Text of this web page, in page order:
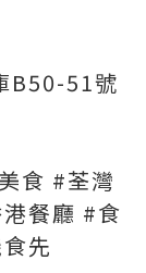
B50-51號
食 #荃灣
餐廳 #食
先